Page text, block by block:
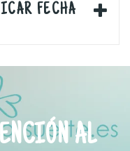
FECHA
AL